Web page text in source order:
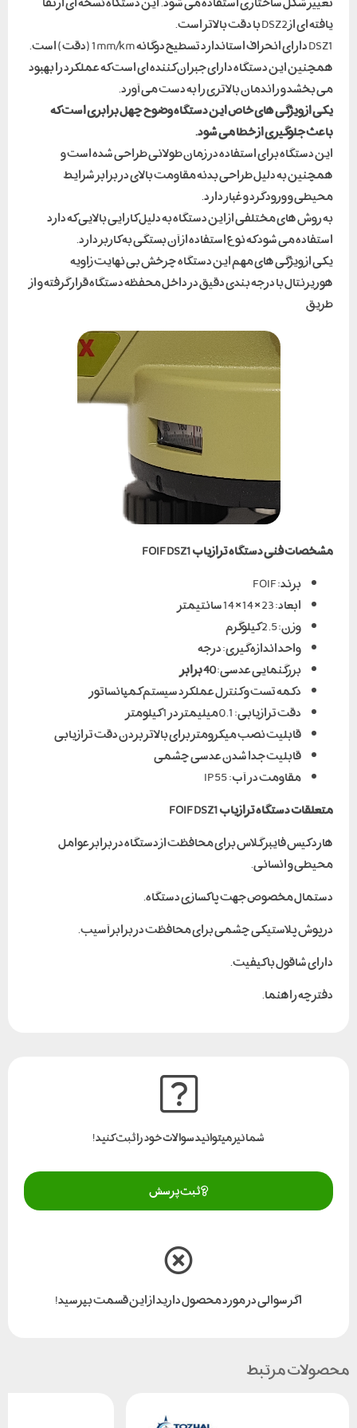
یافته ای از DSZ2 با دقت بالاتر است.
DSZ1 دارای انحراف استاندارد تسطیح دوگانه 1mm/km (دقت) است.
همچنین این دستگاه دارای جبران کننده ای است که عملکرد را بهبود
می بخشد و راندمان بالاتری را به دست می آورد.
یکی از ویژگی های خاص این دستگاه وضوح چهل برابری است که
باعث جلوگیری از خطا می شود.
این دستگاه برای استفاده در زمان طولانی طراحی شده است و
همچنین به دلیل طراحی بدنه مقاومت بالای در برابر شرایط
محیطی و ورود گرد و غبار دارد.
به روش های مختلفی از این دستگاه به دلیل کارایی بالایی که دارد
استفاده می شود که نوع استفاده از آن بستگی به کاربر دارد.
یکی از ویژگی های مهم این دستگاه چرخش بی نهایت زاویه
هوریزنتال با درجه بندی دقیق در داخل محفظه دستگاه قرار گرفته و از
طریق
مشخصات فنی دستگاه ترازیاب
برند: FOIF
ابعاد: 23 × 14 × 14 سانتیمتر
وزن: 2.5 کیلوگرم
واحد اندازه گیری: درجه
بزرگنمایی عدسی:40 برابر
دکمه تست و کنترل عملکرد سیستم کمپانساتور
دقت ترازیابی: 0.1 میلیمتر در 1 کیلومتر
قابلیت نصب میکرومتر برای بالاتر بردن دقت ترازیابی
قابلیت جدا شدن عدسی چشمی
مقاومت در آب: IP55
متعلقات دستگاه ترازیاب
هارد کیس فایبر گلاس برای محافظت از دستگاه در برابر عوامل
محیطی و انسانی.
دستمال مخصوص جهت پاکسازی دستگاه.
درپوش پلاستیکی چشمی برای محافظت در برابر آسیب.
دارای شاقول با کیفیت.
دفترچه راهنما.
شما نیز میتوانید سوالات خود را ثبت کنید!
ثبت پرسش
اگر سوالی در مورد محصول دارید از این قسمت بپرسید!
محصولات مرتبط